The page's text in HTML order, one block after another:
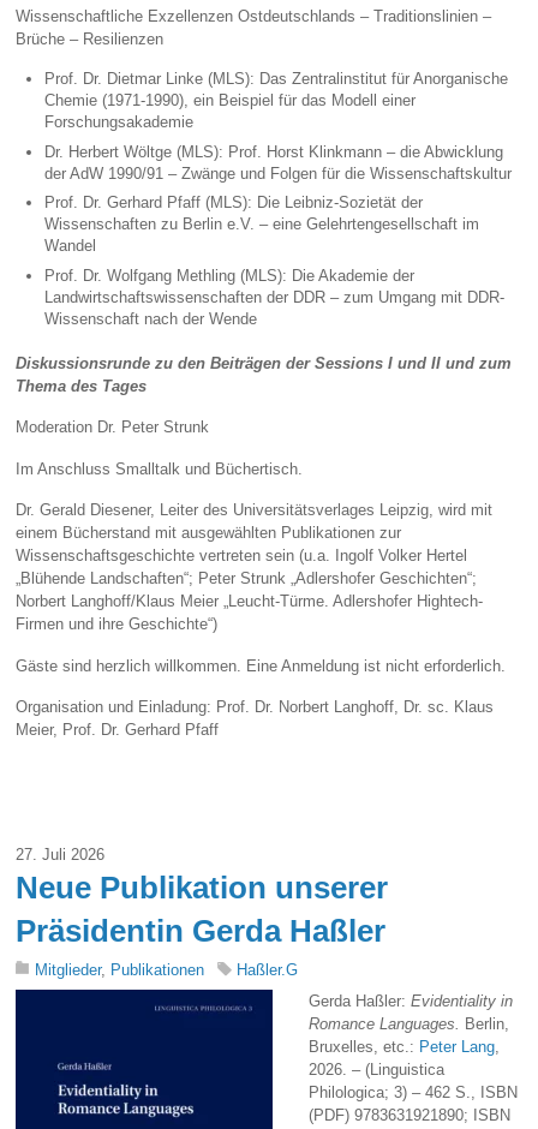
Wissenschaftliche Exzellenzen Ostdeutschlands – Traditionslinien –
Brüche – Resilienzen
Prof. Dr. Dietmar Linke (MLS): Das Zentralinstitut für Anorganische
Chemie (1971-1990), ein Beispiel für das Modell einer
Forschungsakademie
Dr. Herbert Wöltge (MLS): Prof. Horst Klinkmann – die Abwicklung
der AdW 1990/91 – Zwänge und Folgen für die Wissenschaftskultur
Prof. Dr. Gerhard Pfaff (MLS): Die Leibniz-Sozietät der
Wissenschaften zu Berlin e.V. – eine Gelehrtengesellschaft im
Wandel
Prof. Dr. Wolfgang Methling (MLS): Die Akademie der
Landwirtschaftswissenschaften der DDR – zum Umgang mit DDR-
Wissenschaft nach der Wende
Diskussionsrunde zu den Beiträgen der Sessions I und II und zum
Thema des Tages
Moderation Dr. Peter Strunk
Im Anschluss Smalltalk und Büchertisch.
Dr. Gerald Diesener, Leiter des Universitätsverlages Leipzig, wird mit
einem Bücherstand mit ausgewählten Publikationen zur
Wissenschaftsgeschichte vertreten sein (u.a. Ingolf Volker Hertel
„Blühende Landschaften“; Peter Strunk „Adlershofer Geschichten“;
Norbert Langhoff/Klaus Meier „Leucht-Türme. Adlershofer Hightech-
Firmen und ihre Geschichte“)
Gäste sind herzlich willkommen. Eine Anmeldung ist nicht erforderlich.
Organisation und Einladung: Prof. Dr. Norbert Langhoff, Dr. sc. Klaus
Meier, Prof. Dr. Gerhard Pfaff
27. Juli 2026
Neue Publikation unserer
Präsidentin Gerda Haßler
Mitglieder, Publikationen
Haßler.G
Gerda Haßler:Evidentiality in
Romance Languages. Berlin,
Bruxelles, etc.: Peter Lang,
2026. – (Linguistica
Philologica; 3) – 462 S., ISBN
(PDF) 9783631921890; ISBN